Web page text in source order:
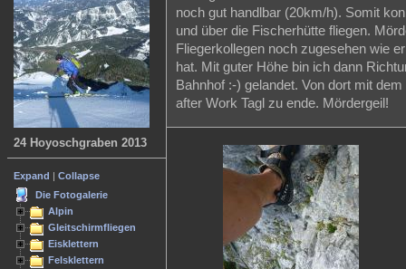
24 Hoyoschgraben 2013
Expand
Collapse
Die Fotogalerie
Alpin
Gleitschirmfliegen
Eisklettern
Felsklettern
noch gut handlbar (20km/h). Somit
und über die Fischerhütte fliegen.
Fliegerkollegen noch zugesehen wie
hat. Mit guter Höhe bin ich dann
Bahnhof :-) gelandet. Von dort mit
after Work Tagl zu ende. Mördergeil!